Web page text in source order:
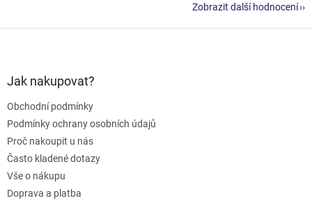
Zobrazit další hodnocení
Jak nakupovat?
Obchodní podmínky
Podmínky ochrany osobních údajů
Proč nakoupit u nás
Často kladené dotazy
Vše o nákupu
Doprava a platba